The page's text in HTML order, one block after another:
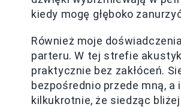
kiedy mogę głęboko
Również moje
parteru. W tej strefie
praktycznie bez zakłóceń.
bezpośrednio przede mną, a
kilkukrotnie, że siedząc